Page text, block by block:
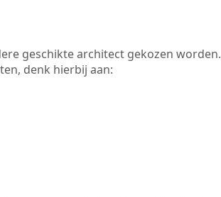
geschikte architect gekozen worden.
denk hierbij aan: